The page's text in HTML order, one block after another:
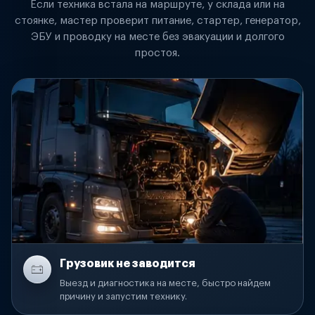
Если техника встала на маршруте, у склада или на
стоянке, мастер проверит питание, стартер, генератор,
ЭБУ и проводку на месте без эвакуации и долгого
простоя.
Грузовик не заводится
Выезд и диагностика на месте, быстро найдем
причину и запустим технику.